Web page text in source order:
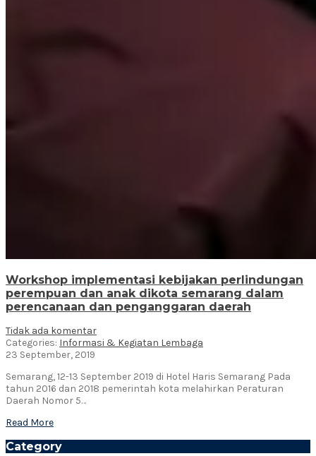
Workshop implementasi kebijakan perlindungan
perempuan dan anak dikota semarang dalam
perencanaan dan penganggaran daerah
Tidak ada komentar
Categories: Informasi & Kegiatan Lembaga
23 September, 2019
Semarang, 12-13 September 2019 di Hotel Haris Semarang Pada
tahun 2016 dan 2018 pemerintah kota melahirkan Peraturan
Daerah Nomor 5…
Read More
Category